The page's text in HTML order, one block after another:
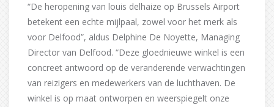
“De heropening van louis delhaize op Brussels Airport
betekent een echte mijlpaal, zowel voor het merk als
voor Delfood”, aldus Delphine De Noyette, Managing
Director van Delfood. “Deze gloednieuwe winkel is een
concreet antwoord op de veranderende verwachtingen
van reizigers en medewerkers van de luchthaven. De
winkel is op maat ontworpen en weerspiegelt onze